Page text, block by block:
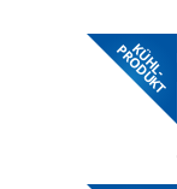
KÜHL-
PRODUKT